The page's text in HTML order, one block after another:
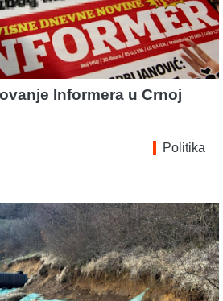
Informera u Crnoj
Politika